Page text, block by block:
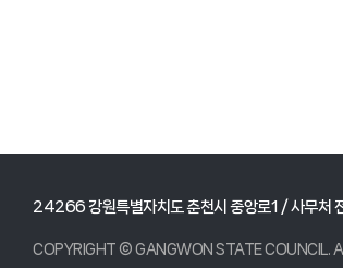
24266 강원특별자치도 춘천시 중앙로1 / 사무처
COPYRIGHT © GANGWON STATE COUNCIL.